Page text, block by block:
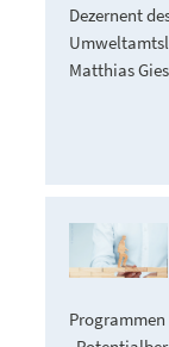
Dezernent
Matthias